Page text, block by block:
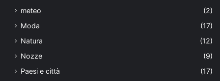
meteo
(2)
Moda
(17)
Natura
(12)
Nozze
(9)
Paesi e città
(17)